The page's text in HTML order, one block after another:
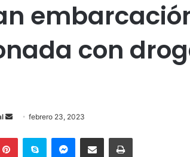
con
Sendfebrero 23, 2023
PinterestSkype MessengerCompartir por correo electrónicoImprimir